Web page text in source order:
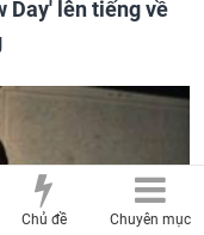
Day' lên tiếng về
Chủ đề Chuyên mục